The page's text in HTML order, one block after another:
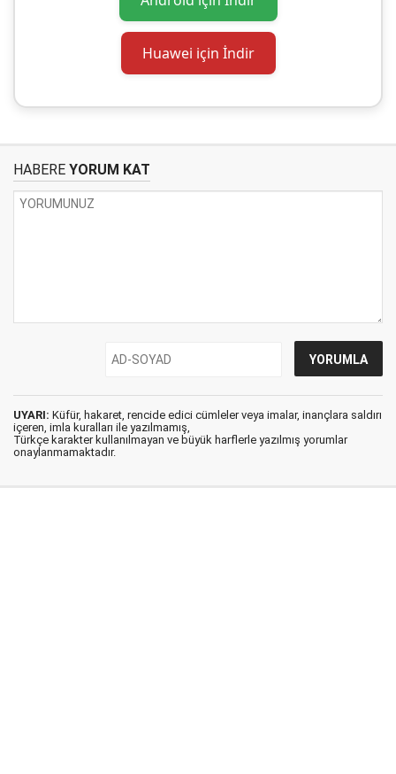
Huawei için İndir
HABERE YORUM KAT
UYARI: Küfür, hakaret, rencide edici cümleler veya imalar, inançlara saldırı
içeren, imla kuralları ile yazılmamış,
Türkçe karakter kullanılmayan ve büyük harflerle yazılmış yorumlar
onaylanmamaktadır.